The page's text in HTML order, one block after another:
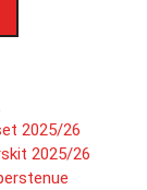
2025/26
2025/26